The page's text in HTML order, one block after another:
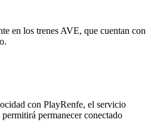
en los trenes AVE, que cuentan con
con PlayRenfe, el servicio
permanecer conectado